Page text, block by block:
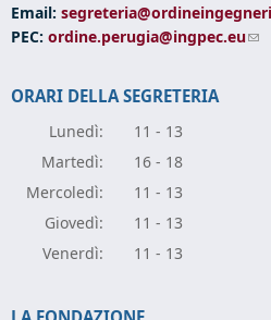
Email:
PEC: ordine.perugia@ingpec.eu
ORARI DELLA SEGRETERIA
Lunedì:
11 - 13
Martedì:
16 - 18
Mercoledì:
11 - 13
Giovedì:
11 - 13
Venerdì: 11 - 13